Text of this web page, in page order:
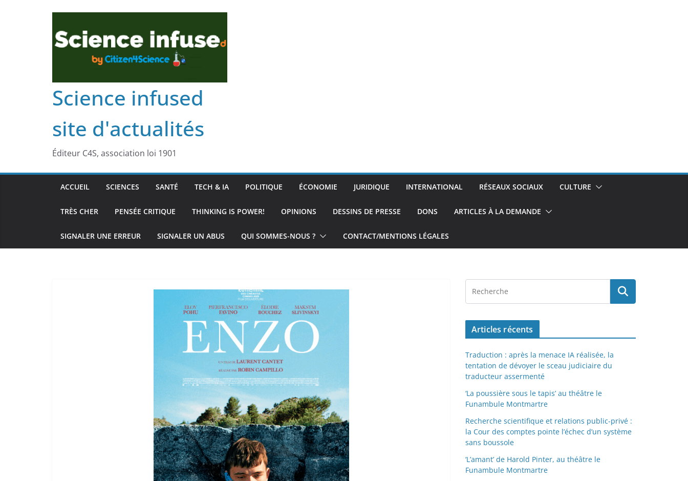
Science infused
site d'actualités
Éditeur C4S, association loi 1901
ACCUEIL SCIENCES SANTÉ TECH & IA POLITIQUE ÉCONOMIE JURIDIQUE INTERNATIONAL RÉSEAUX SOCIAUX CULTURE
TRÈS CHER PENSÉE CRITIQUE THINKING IS POWER! OPINIONS DESSINS DE PRESSE DONS ARTICLES À LA DEMANDE
SIGNALER UNE ERREUR SIGNALER UN ABUS QUI SOMMES-NOUS ? CONTACT/MENTIONS LÉGALES
Articles récents
Traduction : après la menace IA réalisée, la
tentation de dévoyer le sceau judiciaire du
traducteur assermenté
‘La poussière sous le tapis’ au théâtre le
Funambule Montmartre
Recherche scientifique et relations public-privé :
la Cour des comptes pointe l’échec d’un système
sans boussole
‘L’amant’ de Harold Pinter, au théâtre le
Funambule Montmartre